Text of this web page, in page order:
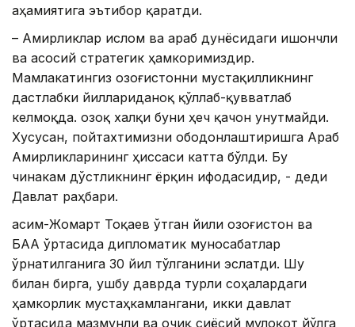
аҳамиятига эътибор қаратди.
– Амирликлар ислом ва араб дунёсидаги ишончли
ва асосий стратегик ҳамкоримиздир.
Мамлакатингиз Қозоғистонни мустақилликнинг
дастлабки йиллариданоқ қўллаб-қувватлаб
келмоқда. Қозоқ халқи буни ҳеч қачон унутмайди.
Хусусан, пойтахтимизни ободонлаштиришга Араб
Амирликларининг ҳиссаси катта бўлди. Бу
чинакам дўстликнинг ёрқин ифодасидир, - деди
Давлат раҳбари.
Қасим-Жомарт Тоқаев ўтган йили Қозоғистон ва
БАА ўртасида дипломатик муносабатлар
ўрнатилганига 30 йил тўлганини эслатди. Шу
билан бирга, ушбу даврда турли соҳалардаги
ҳамкорлик мустаҳкамлангани, икки давлат
ўртасида мазмунли ва очиқ сиёсий мулоқот йўлга